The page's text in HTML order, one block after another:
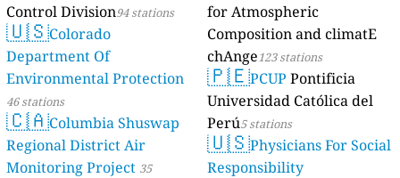
Control Division94 stations
🇺🇸Colorado
Department Of
Environmental Protection
46 stations
🇨🇦Columbia Shuswap
Regional District Air
Monitoring Project 35
for Atmospheric
Composition and climatE
chAnge123 stations
🇵🇪PCUP Pontificia
Universidad Católica del
Perú5 stations
🇺🇸Physicians For Social
Responsibility